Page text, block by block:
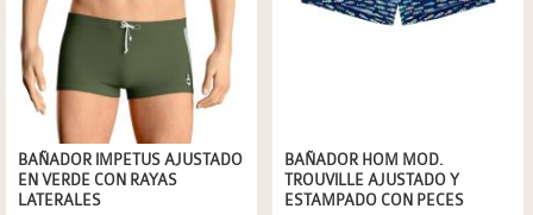
BAÑADOR IMPETUS AJUSTADO
EN VERDE CON RAYAS
LATERALES
BAÑADOR HOM MOD.
TROUVILLE AJUSTADO Y
ESTAMPADO CON PECES